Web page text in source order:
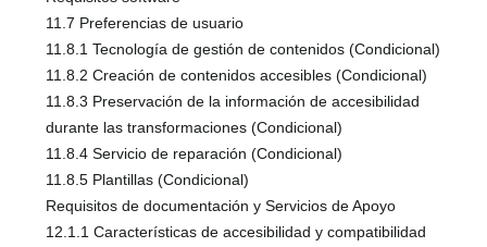
11.7 Preferencias de usuario
11.8.1 Tecnología de gestión de contenidos (Condicional)
11.8.2 Creación de contenidos accesibles (Condicional)
11.8.3 Preservación de la información de accesibilidad
durante las transformaciones (Condicional)
11.8.4 Servicio de reparación (Condicional)
11.8.5 Plantillas (Condicional)
Requisitos de documentación y Servicios de Apoyo
12.1.1 Características de accesibilidad y compatibilidad